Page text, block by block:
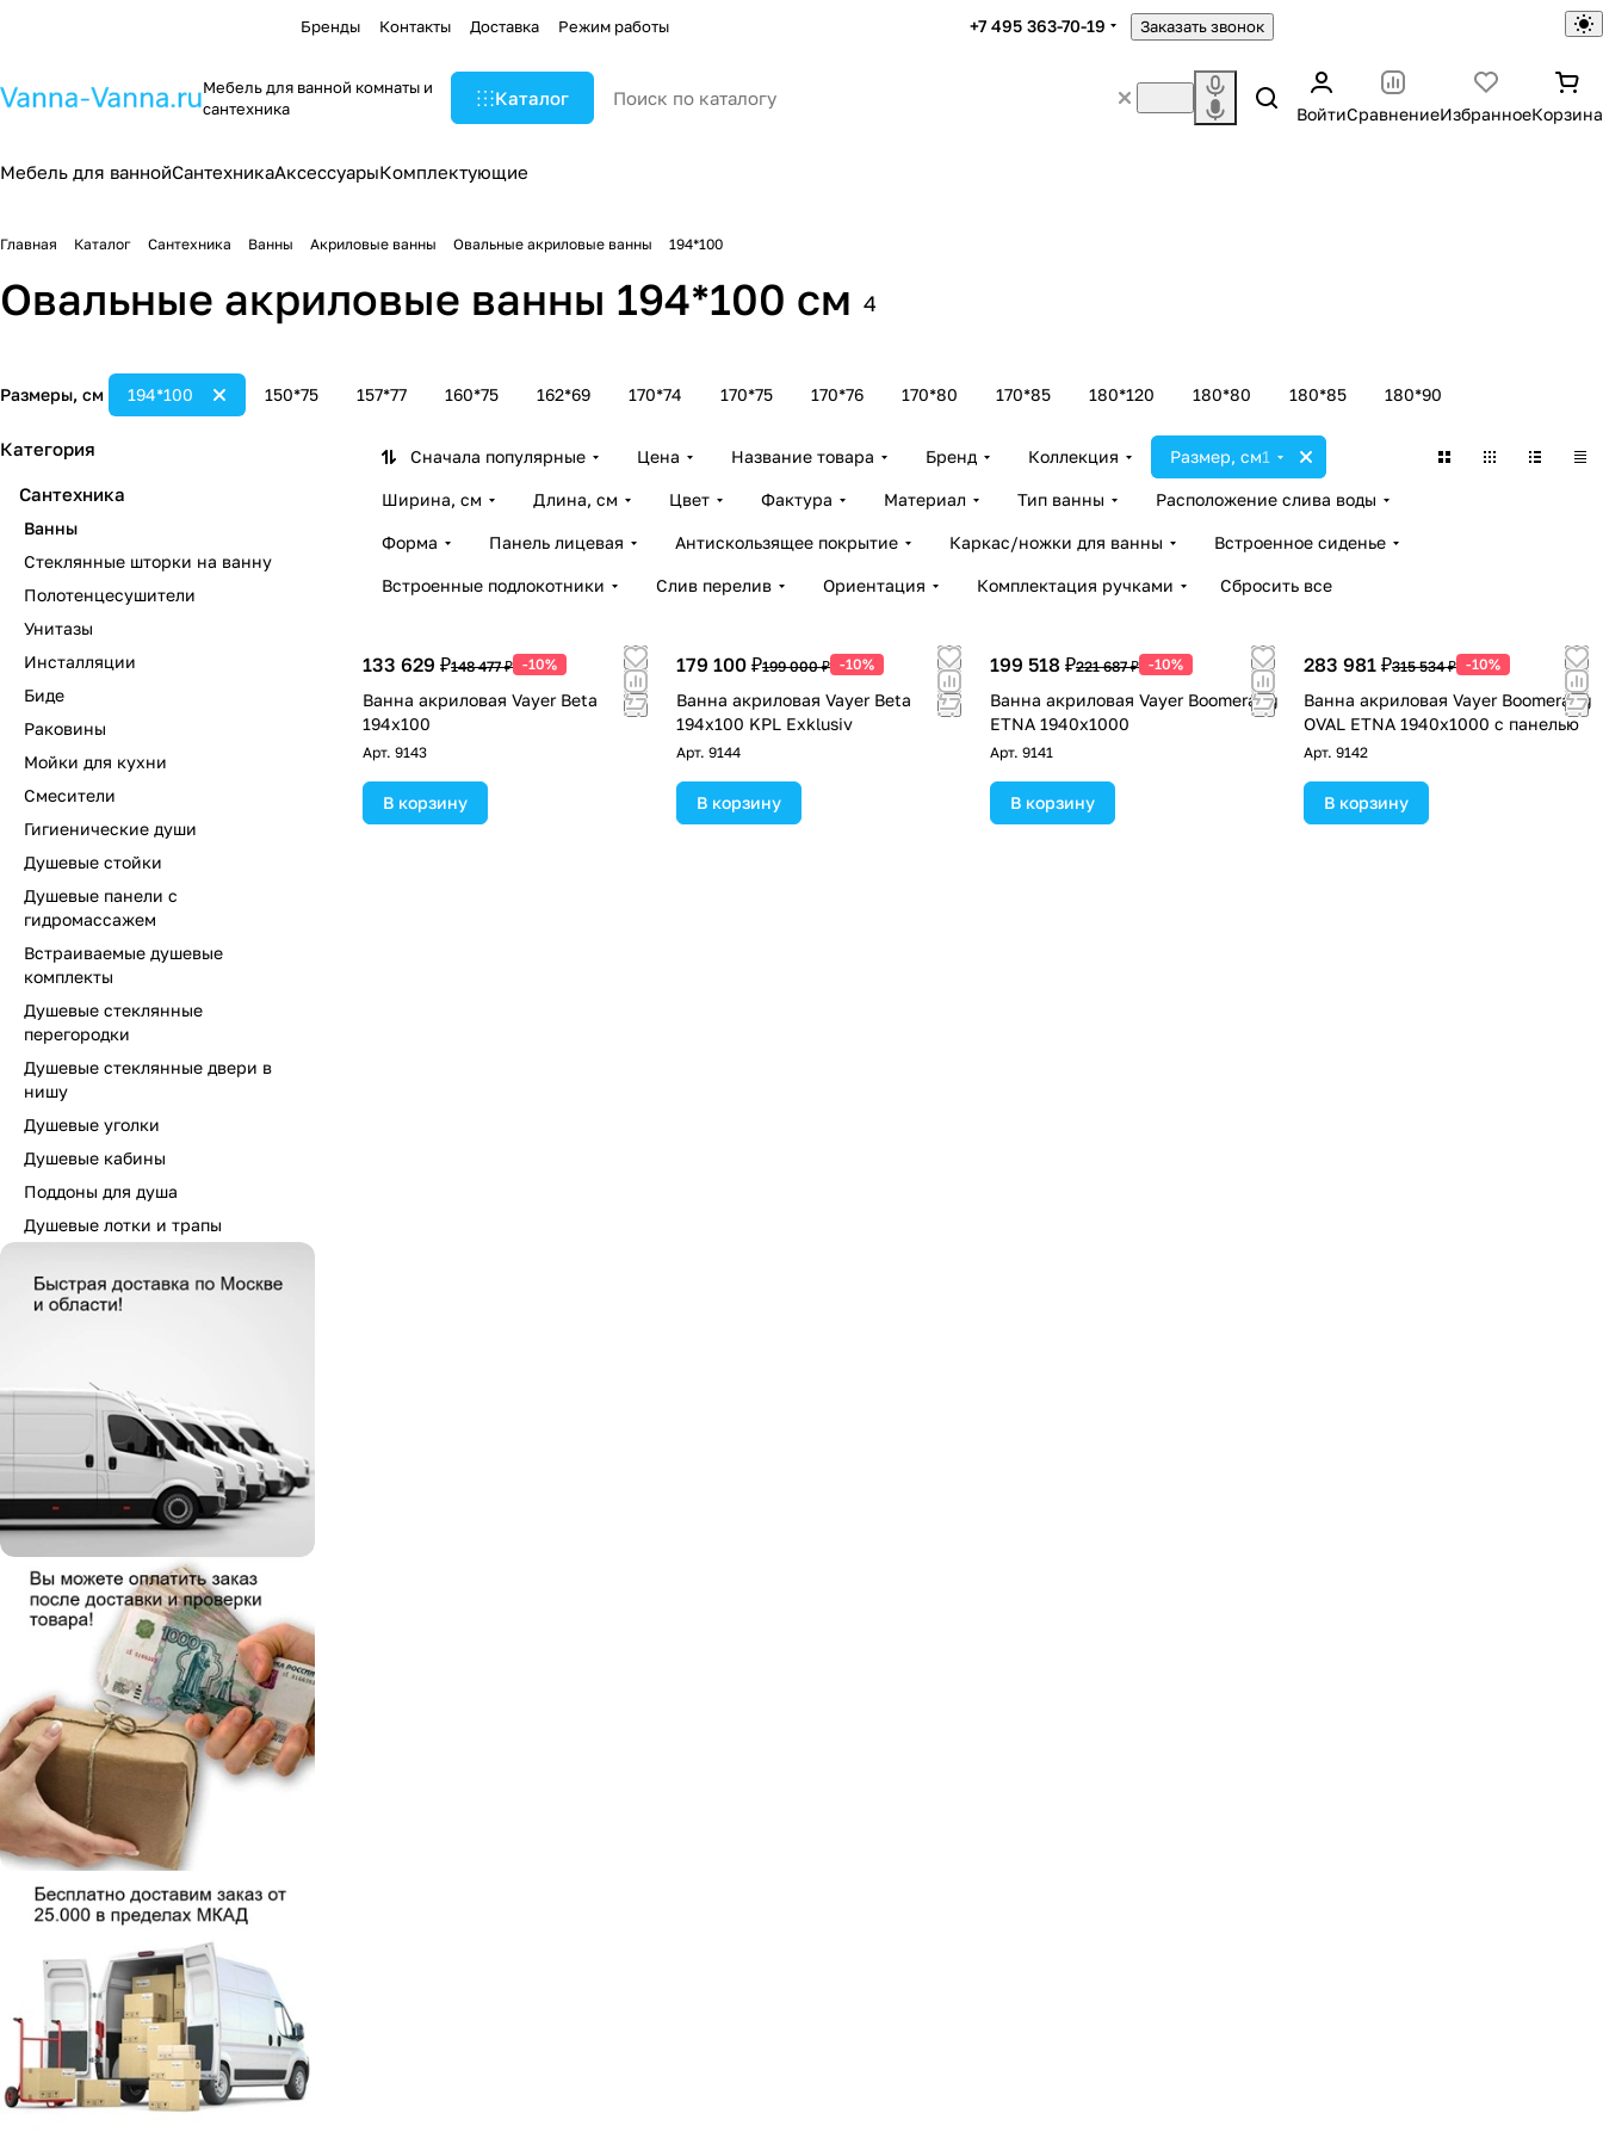
Бренды Контакты Доставка Режим работы +7 495 363-70-19 Заказать звонок
Мебель для ванной комнаты и
сантехника
Каталог
ВойтиСравнениеИзбранноеКорзина
Мебель для ваннойСантехникаАксессуарыКомплектующие
Главная Каталог Сантехника Ванны Акриловые ванны Овальные акриловые ванны 194*100
Овальные акриловые ванны 194*100 см 4
Размеры, см 150*75 157*77 160*75 162*69 170*74 170*75 170*76 170*80 170*85 180*120 180*80 180*85 180*90
194*100
Сначала популярные Цена Название товара Бренд Коллекция Размер, см1
Ширина, см Длина, см Цвет Фактура Материал Тип ванны Расположение слива воды
Форма Панель лицевая Антискользящее покрытие Каркас/ножки для ванны Встроенное сиденье
Встроенные подлокотники Слив перелив Ориентация Комплектация ручками Сбросить все
133 629 ₽148 477 ₽ -10%
Ванна акриловая Vayer Beta
194x100
Арт. 9143
В корзину
179 100 ₽199 000 ₽ -10%
Ванна акриловая Vayer Beta
194x100 KPL Exklusiv
Арт. 9144
В корзину
199 518 ₽221 687 ₽ -10%
Ванна акриловая Vayer Boomerang
ETNA 1940x1000
Арт. 9141
В корзину
283 981 ₽315 534 ₽ -10%
Ванна акриловая Vayer Boomerang
OVAL ETNA 1940x1000 c панелью
Арт. 9142
В корзину
Категория
Сантехника
Ванны
Стеклянные шторки на ванну
Полотенцесушители
Унитазы
Инсталляции
Биде
Раковины
Мойки для кухни
Смесители
Гигиенические души
Душевые стойки
Душевые панели с
гидромассажем
Встраиваемые душевые
комплекты
Душевые стеклянные
перегородки
Душевые стеклянные двери в
нишу
Душевые уголки
Душевые кабины
Поддоны для душа
Душевые лотки и трапы